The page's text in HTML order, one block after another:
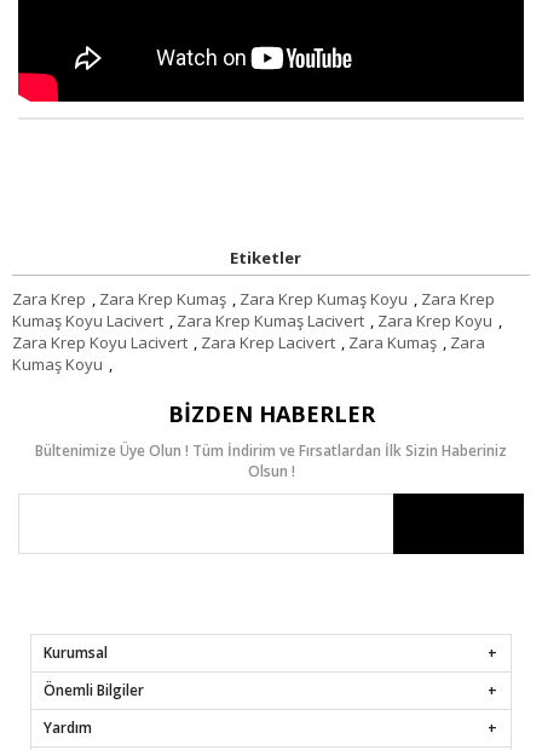
Etiketler
Zara Krep , Zara Krep Kumaş , Zara Krep Kumaş Koyu , Zara Krep
Kumaş Koyu Lacivert , Zara Krep Kumaş Lacivert , Zara Krep Koyu ,
Zara Krep Koyu Lacivert , Zara Krep Lacivert , Zara Kumaş , Zara
Kumaş Koyu ,
BIZDEN HABERLER
Bültenimize Üye Olun ! Tüm İndirim ve Fırsatlardan İlk Sizin Haberiniz
Olsun !
Kurumsal
Önemli Bilgiler
Yardım